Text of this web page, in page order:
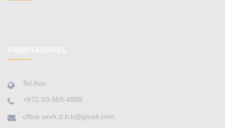
Tel Aviv
+972-50-959-4888
office.work.d.b.k@gmail.com